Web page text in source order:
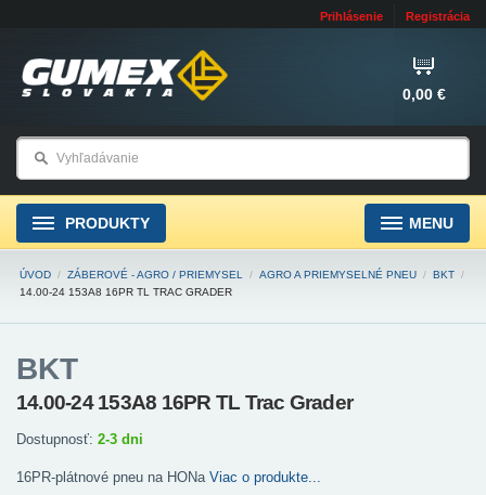
Prihlásenie Registrácia
0,00 €
PRODUKTY MENU
ÚVOD / ZÁBEROVÉ - AGRO / PRIEMYSEL / AGRO A PRIEMYSELNÉ PNEU / BKT /
14.00-24 153A8 16PR TL TRAC GRADER
BKT
14.00-24 153A8 16PR TL Trac Grader
Dostupnosť: 2-3 dni
16PR-plátnové pneu na HONa Viac o produkte...